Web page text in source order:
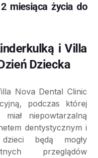
miesiąca życia do
i Villa
Dziecka
Nova Dental Clinic
podczas której
niepowtarzalną
dentystycznym i
będą mogły
przeglądów